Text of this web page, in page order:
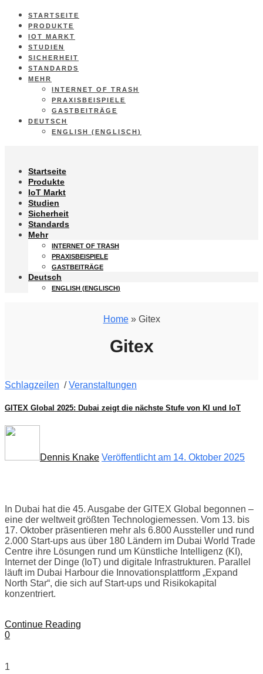
STARTSEITE
PRODUKTE
IOT MARKT
STUDIEN
SICHERHEIT
STANDARDS
MEHR
INTERNET OF TRASH
PRAXISBEISPIELE
GASTBEITRÄGE
DEUTSCH
ENGLISH (ENGLISCH)
Startseite
Produkte
IoT Markt
Studien
Sicherheit
Standards
Mehr
INTERNET OF TRASH
PRAXISBEISPIELE
GASTBEITRÄGE
Deutsch
ENGLISH (ENGLISCH)
Home» Gitex
Gitex
Schlagzeilen /Veranstaltungen
GITEX Global 2025: Dubai zeigt die nächste Stufe von KI und IoT
Dennis Knake Veröffentlicht am 14. Oktober 2025
In Dubai hat die 45. Ausgabe der GITEX Global begonnen –
eine der weltweit größten Technologiemessen. Vom 13. bis
17. Oktober präsentieren mehr als 6.800 Aussteller und rund
2.000 Start-ups aus über 180 Ländern im Dubai World Trade
Centre ihre Lösungen rund um Künstliche Intelligenz (KI),
Internet der Dinge (IoT) und digitale Infrastrukturen. Parallel
läuft im Dubai Harbour die Innovationsplattform „Expand
North Star“, die sich auf Start-ups und Risikokapital
konzentriert.
Continue Reading
0
1